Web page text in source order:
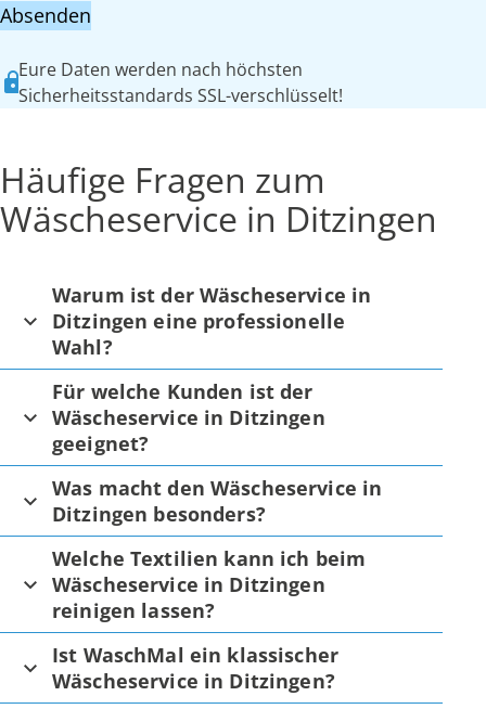
Absenden
Eure Daten werden nach höchsten
Sicherheitsstandards SSL-verschlüsselt!
Häufige Fragen zum
Wäscheservice in Ditzingen
Warum ist der Wäscheservice in
Ditzingen eine professionelle
Wahl?
Für welche Kunden ist der
Wäscheservice in Ditzingen
geeignet?
Was macht den Wäscheservice in
Ditzingen besonders?
Welche Textilien kann ich beim
Wäscheservice in Ditzingen
reinigen lassen?
Ist WaschMal ein klassischer
Wäscheservice in Ditzingen?